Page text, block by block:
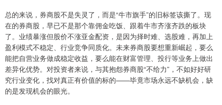
总的来说，券商股不是失灵了，而是“牛市旗手”的旧标签该撕了。现
在的券商股，早已不是那个靠佣金吃饭、跟着牛市齐涨齐跌的板块
了。业绩暴涨但股价不涨亚金配资，是因为择时难、选股难，再加上
盈利模式不稳定、行业竞争同质化。未来券商股要想重新崛起，要么
能把自营业务做成稳定收益，要么能在财富管理、投行等业务上做出
差异化优势。对投资者来说，与其抱怨券商股“不给力”，不如好好研
究行业变化，找对真正有价值的标的——毕竟市场永远不缺机会，缺
的是发现机会的眼光。